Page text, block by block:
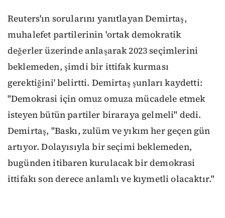
Reuters'ın sorularını yanıtlayan Demirtaş,
muhalefet partilerinin 'ortak demokratik
değerler üzerinde anlaşarak 2023 seçimlerini
beklemeden, şimdi bir ittifak kurması
gerektiğini' belirtti. Demirtaş şunları kaydetti:
"Demokrasi için omuz omuza mücadele etmek
isteyen bütün partiler biraraya gelmeli" dedi.
Demirtaş, "Baskı, zulüm ve yıkım her geçen gün
artıyor. Dolayısıyla bir seçimi beklemeden,
bugünden itibaren kurulacak bir demokrasi
ittifakı son derece anlamlı ve kıymetli olacaktır."